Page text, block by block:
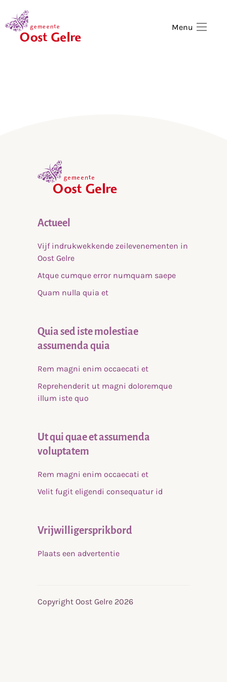
Menu
Actueel
Vijf indrukwekkende zeilevenementen in
Oost Gelre
Atque cumque error numquam saepe
Quam nulla quia et
Quia sed iste molestiae
assumenda quia
Rem magni enim occaecati et
Reprehenderit ut magni doloremque
illum iste quo
Ut qui quae et assumenda
voluptatem
Rem magni enim occaecati et
Velit fugit eligendi consequatur id
Vrijwilligersprikbord
Plaats een advertentie
Copyright Oost Gelre 2026